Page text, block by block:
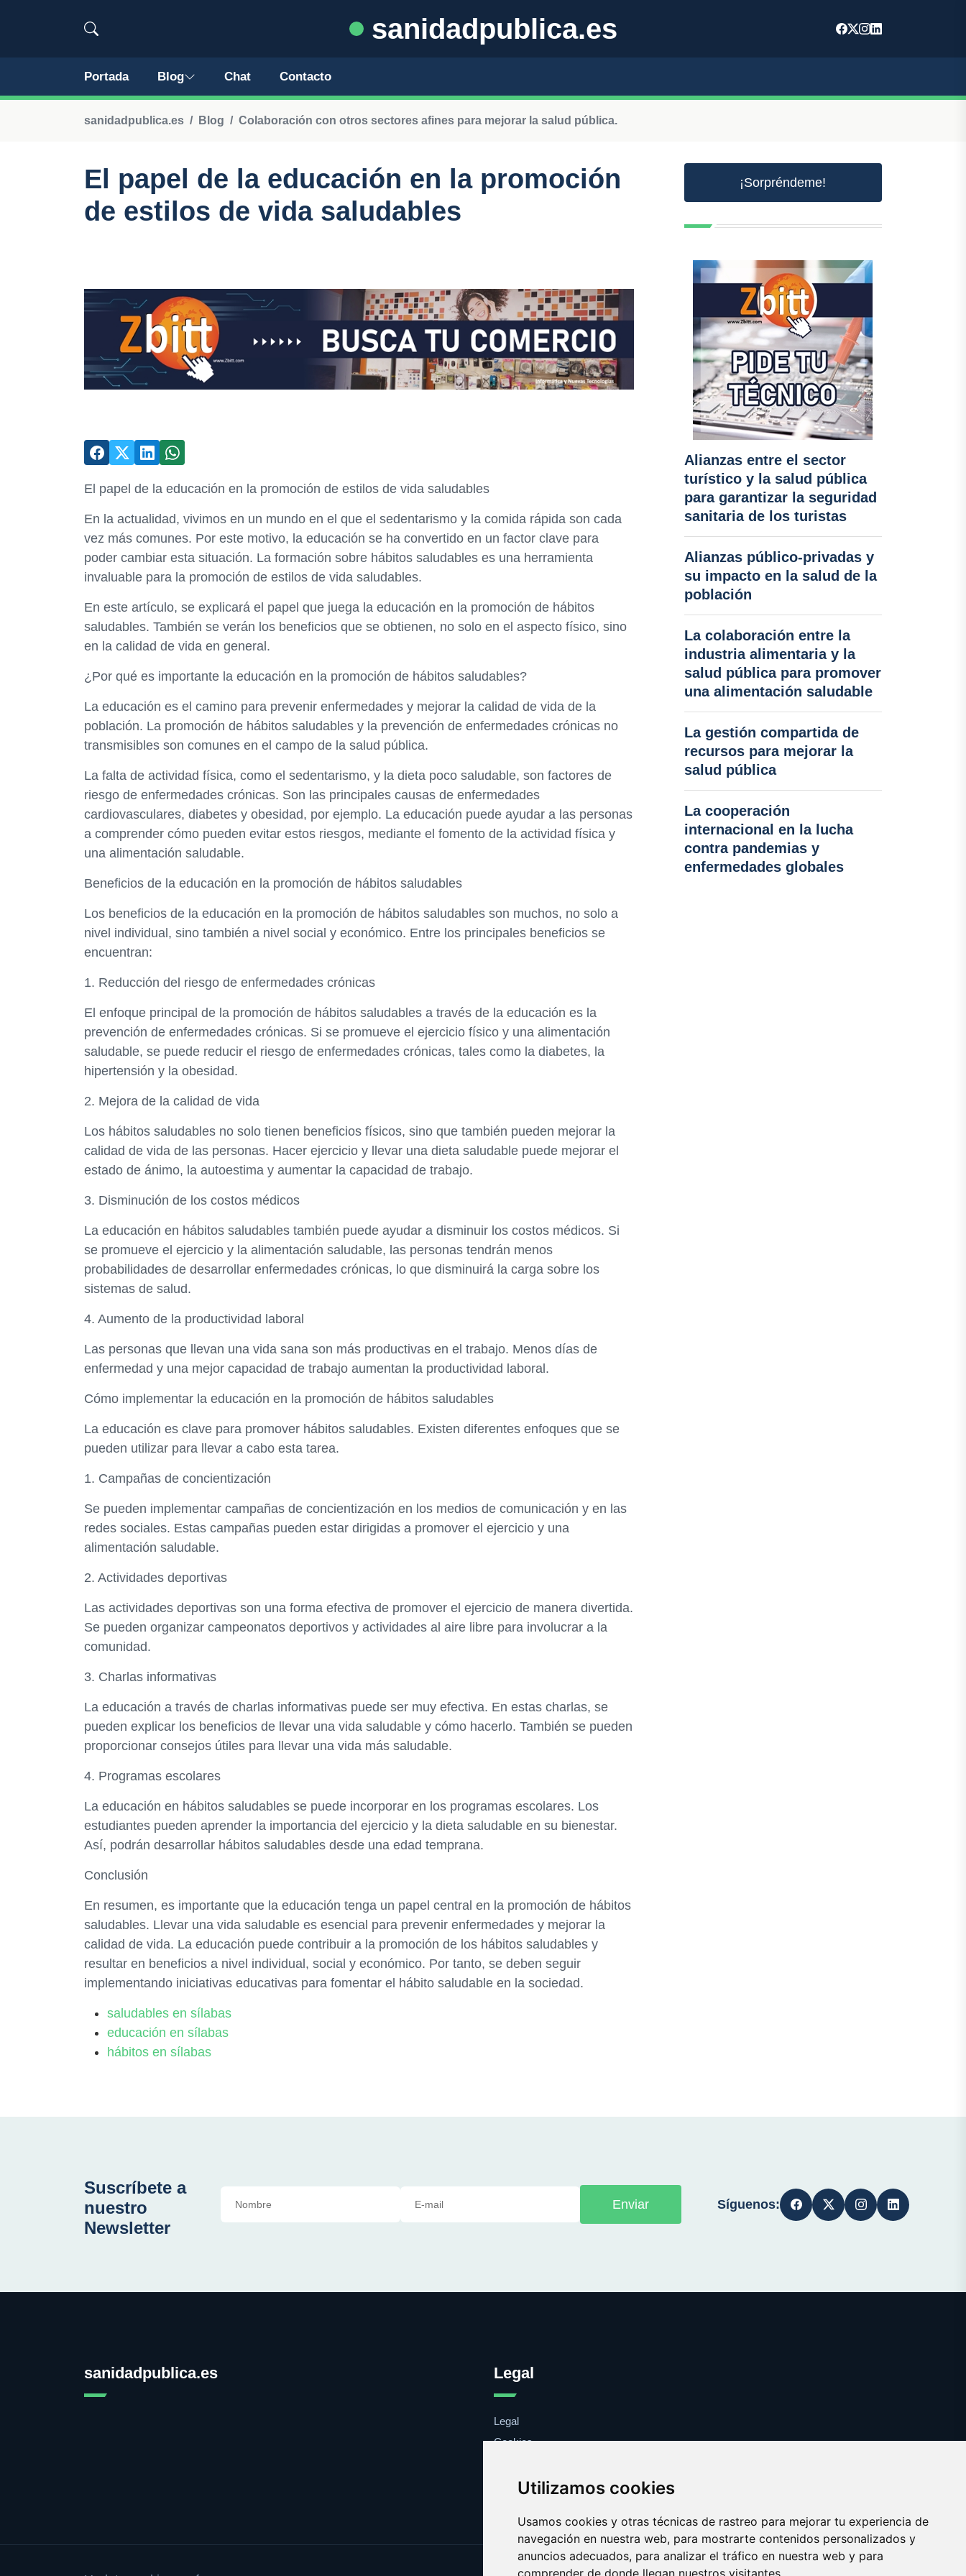
Utilizamos cookies
Usamos cookies y otras técnicas de rastreo para mejorar tu experiencia de
navegación en nuestra web, para mostrarte contenidos personalizados y
anuncios adecuados, para analizar el tráfico en nuestra web y para
comprender de donde llegan nuestros visitantes.
sanidadpublica.es
Portada Blog Chat Contacto
sanidadpublica.es Blog Colaboración con otros sectores afines para mejorar la salud pública.
El papel de la educación en la promoción
de estilos de vida saludables
El papel de la educación en la promoción de estilos de vida saludables
En la actualidad, vivimos en un mundo en el que el sedentarismo y la comida rápida son cada
vez más comunes. Por este motivo, la educación se ha convertido en un factor clave para
poder cambiar esta situación. La formación sobre hábitos saludables es una herramienta
invaluable para la promoción de estilos de vida saludables.
En este artículo, se explicará el papel que juega la educación en la promoción de hábitos
saludables. También se verán los beneficios que se obtienen, no solo en el aspecto físico, sino
en la calidad de vida en general.
¿Por qué es importante la educación en la promoción de hábitos saludables?
La educación es el camino para prevenir enfermedades y mejorar la calidad de vida de la
población. La promoción de hábitos saludables y la prevención de enfermedades crónicas no
transmisibles son comunes en el campo de la salud pública.
La falta de actividad física, como el sedentarismo, y la dieta poco saludable, son factores de
riesgo de enfermedades crónicas. Son las principales causas de enfermedades
cardiovasculares, diabetes y obesidad, por ejemplo. La educación puede ayudar a las personas
a comprender cómo pueden evitar estos riesgos, mediante el fomento de la actividad física y
una alimentación saludable.
Beneficios de la educación en la promoción de hábitos saludables
Los beneficios de la educación en la promoción de hábitos saludables son muchos, no solo a
nivel individual, sino también a nivel social y económico. Entre los principales beneficios se
encuentran:
1. Reducción del riesgo de enfermedades crónicas
El enfoque principal de la promoción de hábitos saludables a través de la educación es la
prevención de enfermedades crónicas. Si se promueve el ejercicio físico y una alimentación
saludable, se puede reducir el riesgo de enfermedades crónicas, tales como la diabetes, la
hipertensión y la obesidad.
2. Mejora de la calidad de vida
Los hábitos saludables no solo tienen beneficios físicos, sino que también pueden mejorar la
calidad de vida de las personas. Hacer ejercicio y llevar una dieta saludable puede mejorar el
estado de ánimo, la autoestima y aumentar la capacidad de trabajo.
3. Disminución de los costos médicos
La educación en hábitos saludables también puede ayudar a disminuir los costos médicos. Si
se promueve el ejercicio y la alimentación saludable, las personas tendrán menos
probabilidades de desarrollar enfermedades crónicas, lo que disminuirá la carga sobre los
sistemas de salud.
4. Aumento de la productividad laboral
Las personas que llevan una vida sana son más productivas en el trabajo. Menos días de
enfermedad y una mejor capacidad de trabajo aumentan la productividad laboral.
Cómo implementar la educación en la promoción de hábitos saludables
La educación es clave para promover hábitos saludables. Existen diferentes enfoques que se
pueden utilizar para llevar a cabo esta tarea.
1. Campañas de concientización
Se pueden implementar campañas de concientización en los medios de comunicación y en las
redes sociales. Estas campañas pueden estar dirigidas a promover el ejercicio y una
alimentación saludable.
2. Actividades deportivas
Las actividades deportivas son una forma efectiva de promover el ejercicio de manera divertida.
Se pueden organizar campeonatos deportivos y actividades al aire libre para involucrar a la
comunidad.
3. Charlas informativas
La educación a través de charlas informativas puede ser muy efectiva. En estas charlas, se
pueden explicar los beneficios de llevar una vida saludable y cómo hacerlo. También se pueden
proporcionar consejos útiles para llevar una vida más saludable.
4. Programas escolares
La educación en hábitos saludables se puede incorporar en los programas escolares. Los
estudiantes pueden aprender la importancia del ejercicio y la dieta saludable en su bienestar.
Así, podrán desarrollar hábitos saludables desde una edad temprana.
Conclusión
En resumen, es importante que la educación tenga un papel central en la promoción de hábitos
saludables. Llevar una vida saludable es esencial para prevenir enfermedades y mejorar la
calidad de vida. La educación puede contribuir a la promoción de los hábitos saludables y
resultar en beneficios a nivel individual, social y económico. Por tanto, se deben seguir
implementando iniciativas educativas para fomentar el hábito saludable en la sociedad.
saludables en sílabas
educación en sílabas
hábitos en sílabas
¡Sorpréndeme!
Alianzas entre el sector
turístico y la salud pública
para garantizar la seguridad
sanitaria de los turistas
Alianzas público-privadas y
su impacto en la salud de la
población
La colaboración entre la
industria alimentaria y la
salud pública para promover
una alimentación saludable
La gestión compartida de
recursos para mejorar la
salud pública
La cooperación
internacional en la lucha
contra pandemias y
enfermedades globales
Suscríbete a
nuestro
Newsletter
Enviar Síguenos:
sanidadpublica.es Legal
Legal
Cookies